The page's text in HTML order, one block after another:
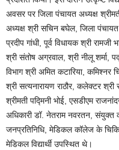
अवसर पर जिला पंचायत अध्यक्ष
अध्यक्ष श्री सचिन बघेल, जिला पंचायत
प्रदीप गांधी, पूर्व विधायक श्री
श्री संतोष अग्रवाल, श्री नीलू शर्मा,
विभाग श्री अमित कटारिया, कमिश्नर
श्री सत्यनारायण राठौर, कलेक्टर
श्रीमती पद्मिनी भोई, एसडीएम
अधिकारी डॉ. नेतराम नवरतन,
जनप्रतिनिधि, मेडिकल कॉलेज के
मेडिकल विद्यार्थी उपस्थित थे।